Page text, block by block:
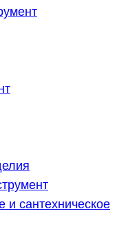
и сантехническое